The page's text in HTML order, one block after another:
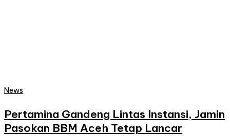
News
Pertamina Gandeng Lintas Instansi, Jamin
Pasokan BBM Aceh Tetap Lancar